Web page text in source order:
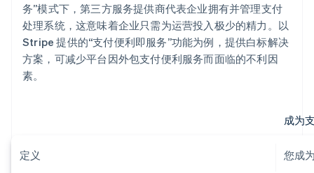
务”模式下，第三方服务提供商代表企业拥有并管理支付
处理系统，这意味着企业只需为运营投入极少的精力。以
Stripe 提供的“支付便利即服务”功能为例，提供白标解决
方案，可减少平台因外包支付便利服务而面临的不利因
素。
成为
定义 您成